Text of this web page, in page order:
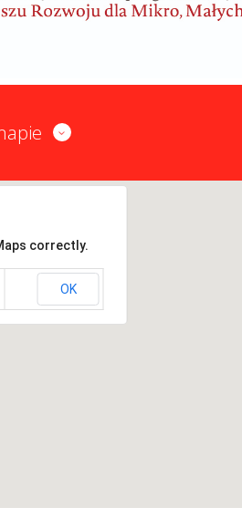
correctly.
OK